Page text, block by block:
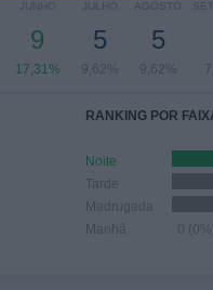
JUNHO
9
17,31%
JULHO
5
9,62%
AGOSTO
5
9,62%
RANKING POR
Noite
Tarde
Madrugada
Manhã
0